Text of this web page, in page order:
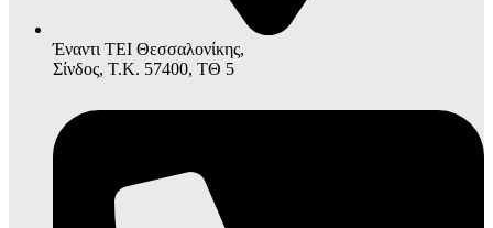
Έναντι ΤΕΙ Θεσσαλονίκης,
Σίνδος, Τ.Κ. 57400, ΤΘ 5